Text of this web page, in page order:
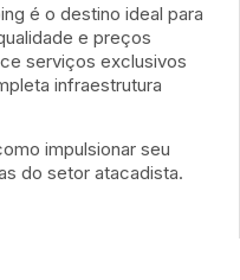
é o destino ideal para
e preços
serviços exclusivos
infraestrutura
impulsionar seu
do setor atacadista.